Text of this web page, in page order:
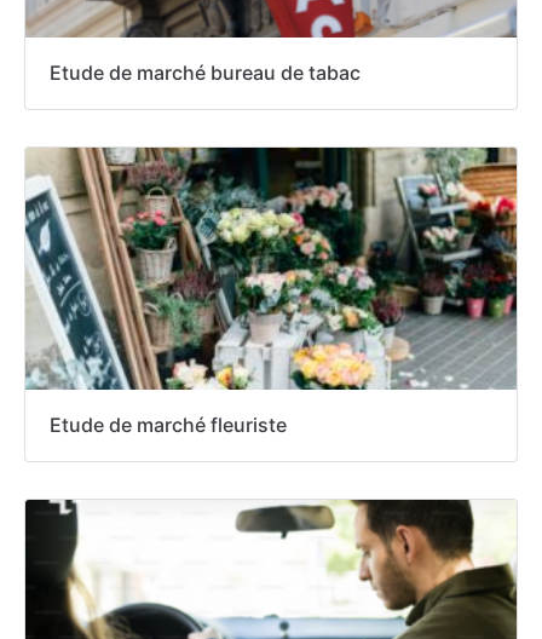
Etude de marché bureau de tabac
Etude de marché fleuriste